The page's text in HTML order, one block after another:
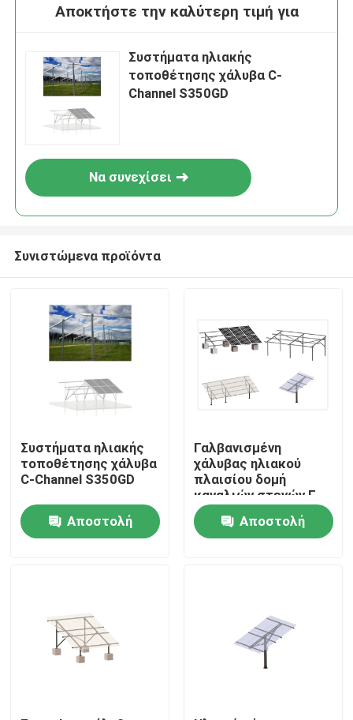
Σπίτι
Προϊόντα
Βίντεο
Αποκτήστε την καλύτερη τιμή για
Συστήματα ηλιακής
τοποθέτησης χάλυβα C-
Channel S350GD
Να συνεχίσει
Συνιστώμενα προϊόντα
Συστήματα ηλιακής
τοποθέτησης χάλυβα
C-Channel S350GD
Αποστολή
Γαλβανισμένη
χάλυβας ηλιακού
πλαισίου δομή
καναλιών στεγών Γ
επίγειων
τοποθετώντας
πλαισίων επίπεδη
Αποστολή